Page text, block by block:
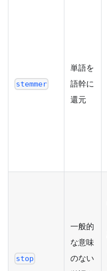
stemmer
単語を
語幹に
還元
stop
一般的
な意味
のない